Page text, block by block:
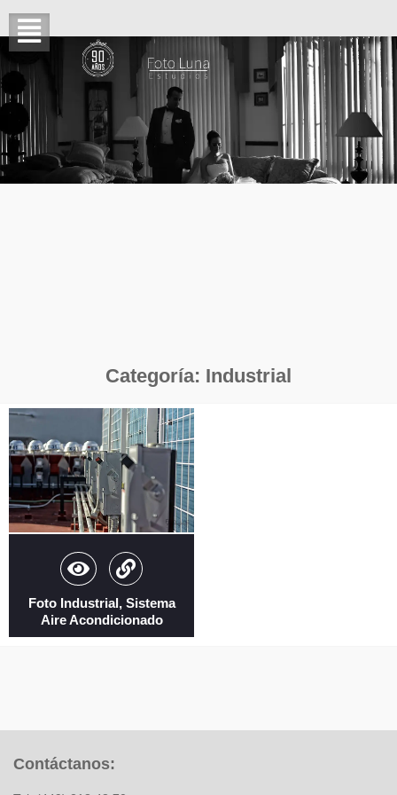
Categoría: Industrial
Foto Industrial, Sistema
Aire Acondicionado
Contáctanos: